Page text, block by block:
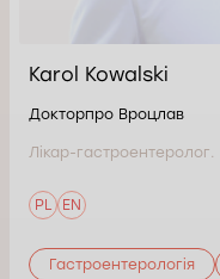
Karol Kowalski
Докторпро Вроцлав
Лікар-гастроентеролог.
PL EN
Гастроентерологія